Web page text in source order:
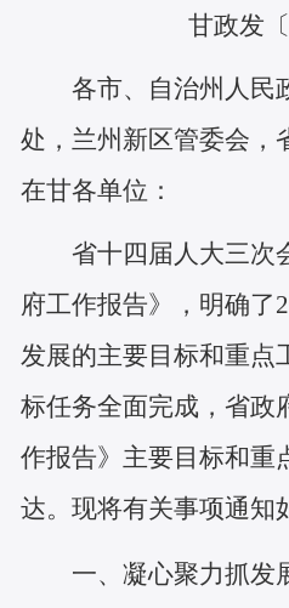
甘政发
各市、自治州人民
处，兰州新区管委会，
在甘各单位：
省十四届人大三次
府工作报告》，明确了
发展的主要目标和重点
标任务全面完成，省政
作报告》主要目标和重
达。现将有关事项通知
一、凝心聚力抓发